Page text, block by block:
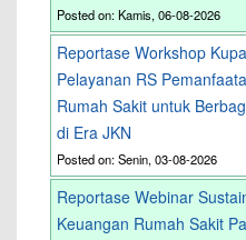
Posted on: Kamis, 06-08-2026
Reportase Workshop
Pelayanan RS
Rumah Sakit untuk
di Era JKN
Posted on: Senin, 03-08-2026
Reportase Webinar
Keuangan Rumah Sakit